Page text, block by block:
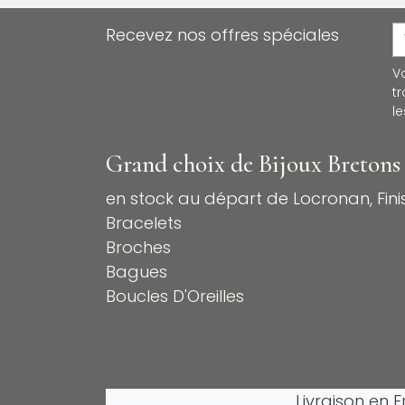
Recevez nos offres spéciales
Grand choix de Bijoux
en stock au départ de Locronan,
Bracelets
Broches
Bagues
Boucles D'Oreilles